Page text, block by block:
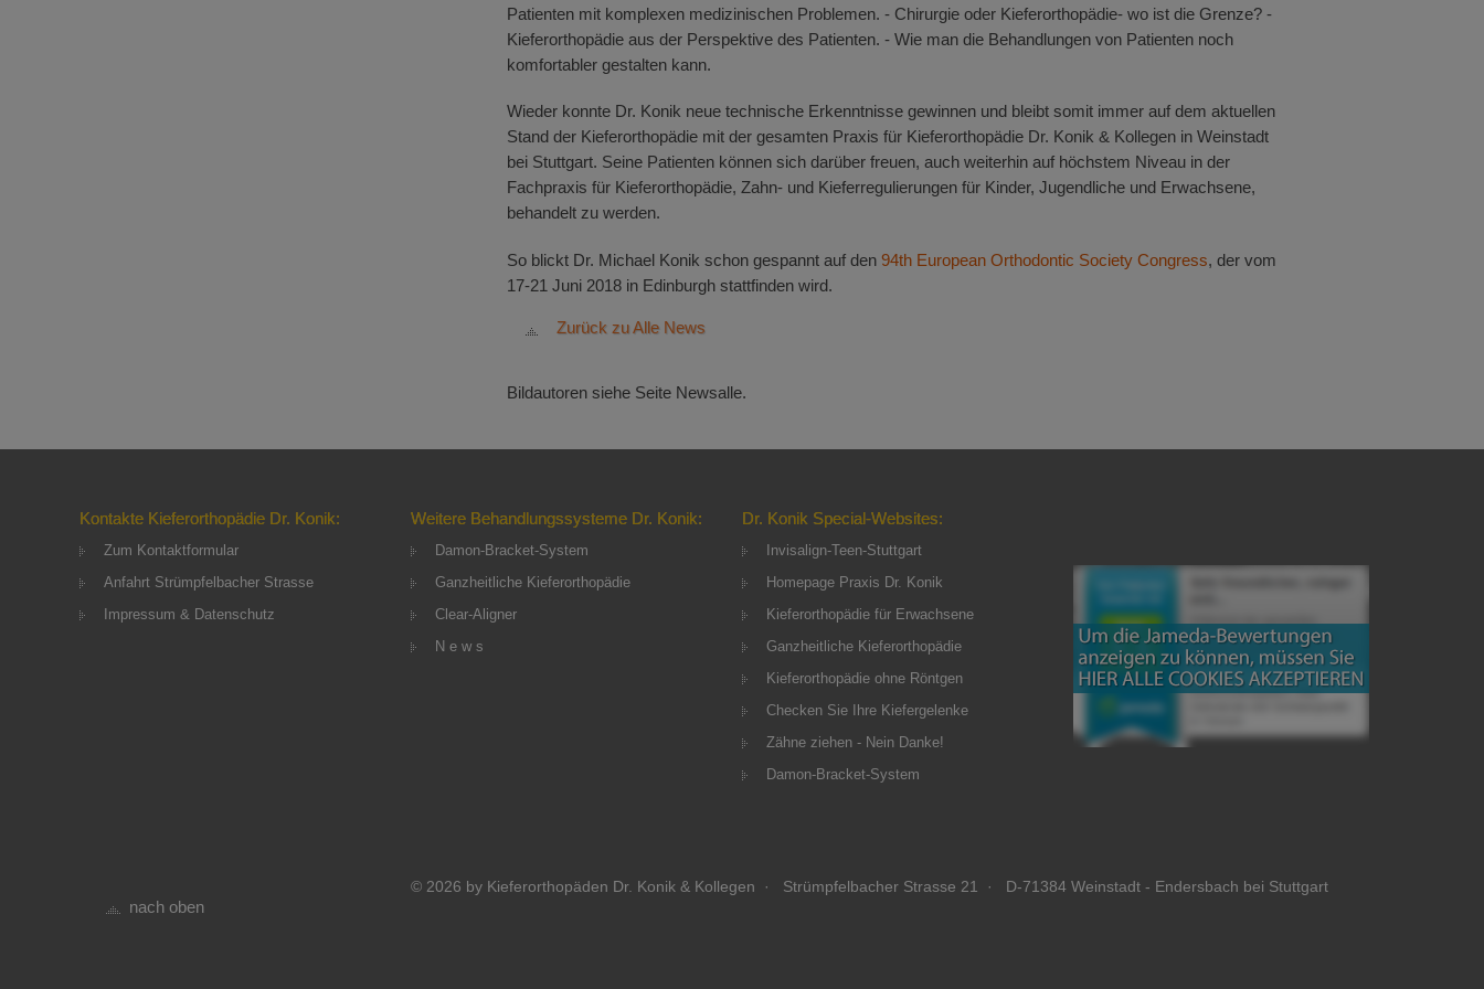
Patienten mit komplexen medizinischen Problemen. - Chirurgie oder Kieferorthopädie- wo ist die Grenze? -
Kieferorthopädie aus der Perspektive des Patienten. - Wie man die Behandlungen von Patienten noch
komfortabler gestalten kann.
Wieder konnte Dr. Konik neue technische Erkenntnisse gewinnen und bleibt somit immer auf dem aktuellen
Stand der Kieferorthopädie mit der gesamten Praxis für Kieferorthopädie Dr. Konik & Kollegen in Weinstadt
bei Stuttgart. Seine Patienten können sich darüber freuen, auch weiterhin auf höchstem Niveau in der
Fachpraxis für Kieferorthopädie, Zahn- und Kieferregulierungen für Kinder, Jugendliche und Erwachsene,
behandelt zu werden.
So blickt Dr. Michael Konik schon gespannt auf den 94th European Orthodontic Society Congress, der vom
17-21 Juni 2018 in Edinburgh stattfinden wird.
Zurück zu Alle News
Bildautoren siehe Seite Newsalle.
Kontakte Kieferorthopädie Dr. Konik:
Zum Kontaktformular
Anfahrt Strümpfelbacher Strasse
Impressum & Datenschutz
Weitere Behandlungssysteme Dr. Konik:
Damon-Bracket-System
Ganzheitliche Kieferorthopädie
Clear-Aligner
N e w s
Dr. Konik Special-Websites:
Invisalign-Teen-Stuttgart
Homepage Praxis Dr. Konik
Kieferorthopädie für Erwachsene
Ganzheitliche Kieferorthopädie
Kieferorthopädie ohne Röntgen
Checken Sie Ihre Kiefergelenke
Zähne ziehen - Nein Danke!
Damon-Bracket-System
nach oben
© 2026 by Kieferorthopäden Dr. Konik & Kollegen · Strümpfelbacher Strasse 21 · D-71384 Weinstadt - Endersbach bei Stuttgart